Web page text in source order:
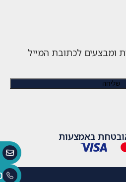
ומבצעים לכתובת המייל
באמצעות